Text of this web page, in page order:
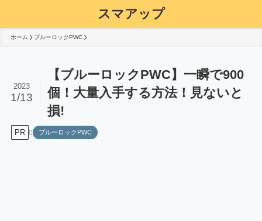
スマアップ
ホーム ブルーロックPWC
【ブルーロックPWC】一瞬で900
個！大量入手する方法！見ないと
損!
2023
1/13
PR ブルーロックPWC